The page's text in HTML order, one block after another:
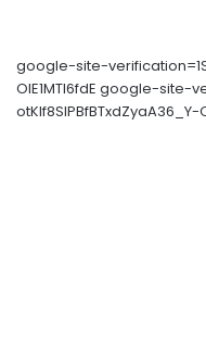
google-site-
OIE1MTl6fdE google-site-
otKIf8SlPBfBTxdZyaA36_Y-